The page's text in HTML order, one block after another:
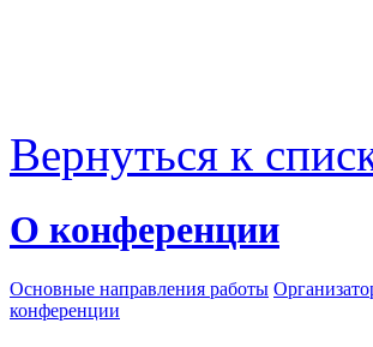
Вернуться к
О конференции
Основные направления работы
конференции